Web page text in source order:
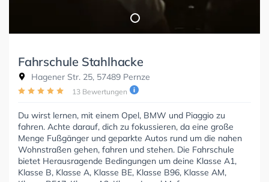
Fahrschule Stahlhacke
Hagener Str. 25, 57489 Pernze
13 Bewertungen
Du wirst lernen, mit einem Opel, BMW und Piaggio zu
fahren. Achte darauf, dich zu fokussieren, da eine große
Menge Fußgänger und geparkte Autos rund um die nahen
Wohnstraßen gehen, fahren und stehen. Die Fahrschule
bietet Herausragende Bedingungen um deine Klasse A1,
Klasse B, Klasse A, Klasse BE, Klasse B96, Klasse AM,